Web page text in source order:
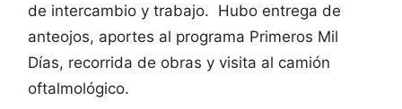
de intercambio y trabajo. Hubo entrega de
anteojos, aportes al programa Primeros Mil
Días, recorrida de obras y visita al camión
oftalmológico.